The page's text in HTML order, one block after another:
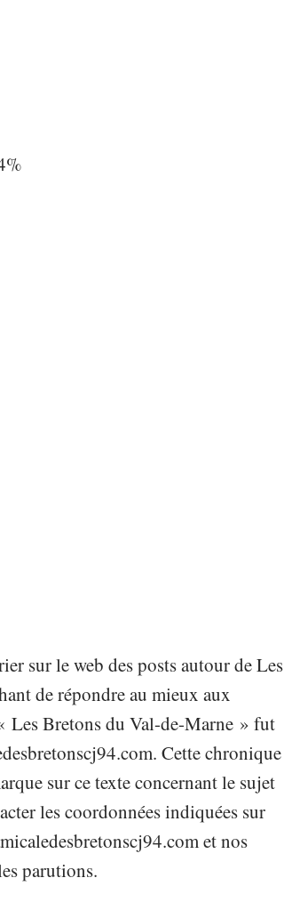
sur le web des posts autour de Les
de répondre au mieux aux
Les Bretons du Val-de-Marne » fut
Cette chronique
sur ce texte concernant le sujet
les coordonnées indiquées sur
et nos
parutions.